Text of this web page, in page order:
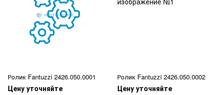
Ролик Fantuzzi 2426.050.0001
Цену уточняйте
Ролик Fantuzzi 2426.050.0002
Цену уточняйте